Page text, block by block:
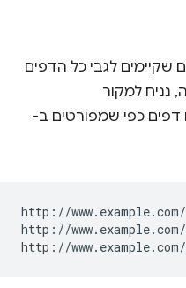
שקיימים לגבי כל הדפים
נניח למקור
דפים כפי שמפורטים ב-
http://www.example.com/
http://